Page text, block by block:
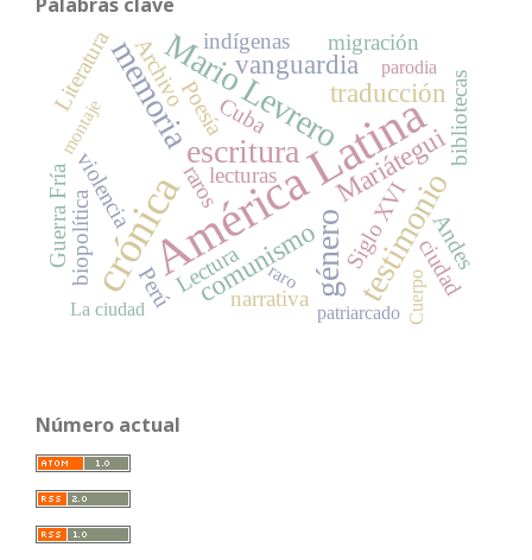
América Latina
crónica género
Mario Levrero
escritura
testimonio
memoria
comunismo
Mariátegui
traducción
vanguardia
Andes
Siglo XVI
Poesía
violencia
Lectura
raros
narrativa
indígenas
bibliotecas
lecturas
Archivo
biopolítica
Guerra Fría
Cuba
Literatura
Perú
migración
ciudad
Cuerpo
patriarcado
La ciudad
parodia
montaje
raro
Número actual